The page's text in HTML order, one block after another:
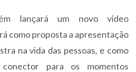
lançará um novo vídeo
como proposta a apresentação
na vida das pessoas, e como
para os momentos